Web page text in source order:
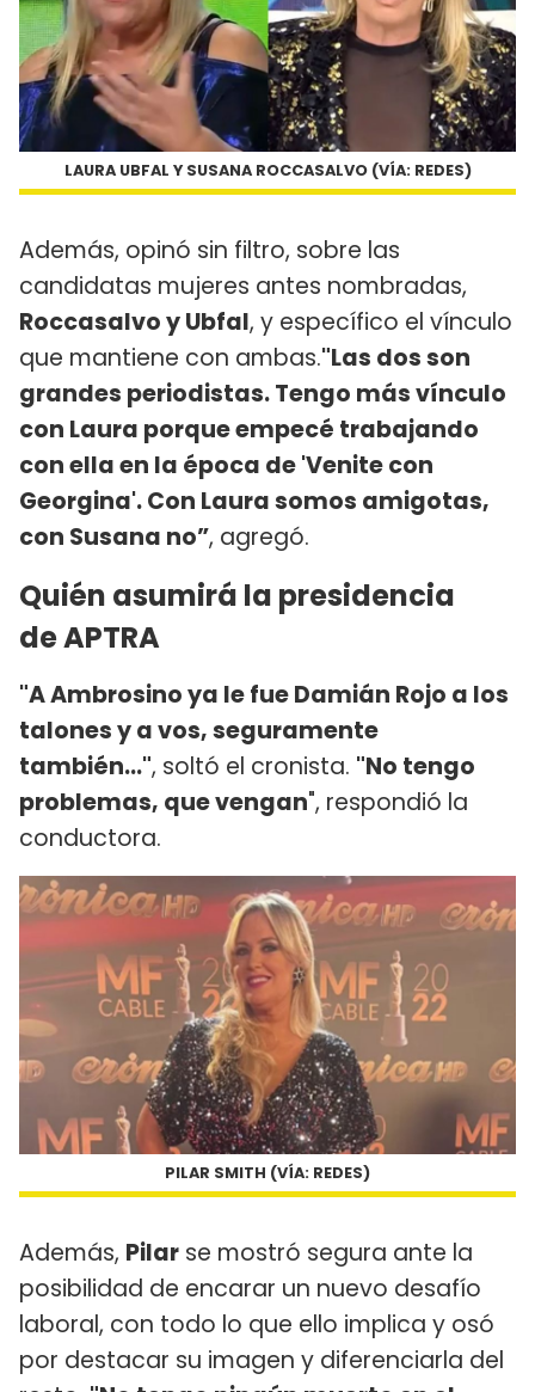
LAURA UBFAL Y SUSANA ROCCASALVO (VÍA: REDES)
Además, opinó sin filtro, sobre las
candidatas mujeres antes nombradas,
Roccasalvo y Ubfal, y específico el vínculo
que mantiene con ambas."Las dos son
grandes periodistas. Tengo más vínculo
con Laura porque empecé trabajando
con ella en la época de 'Venite con
Georgina'. Con Laura somos amigotas,
con Susana no”, agregó.
Quién asumirá la presidencia
de APTRA
"A Ambrosino ya le fue Damián Rojo a los
talones y a vos, seguramente
también...", soltó el cronista. "No tengo
problemas, que vengan", respondió la
conductora.
PILAR SMITH (VÍA: REDES)
Además, Pilar se mostró segura ante la
posibilidad de encarar un nuevo desafío
laboral, con todo lo que ello implica y osó
por destacar su imagen y diferenciarla del